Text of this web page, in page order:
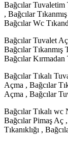
Bağcılar Tuvaletim
, Bağcılar
Bağcılar Wc
Bağcılar Tuvalet
Bağcılar
Bağcılar Kırmadan
Bağcılar Tıkalı
Açma , Bağcılar
Açma , Bağcılar
Bağcılar Tıkalı wc
Bağcılar Pimaş Aç
Tıkanıklığı ,